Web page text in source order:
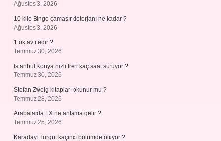
Ağustos 3, 2026
10 kilo Bingo çamaşır deterjanı ne kadar ?
Ağustos 3, 2026
1 oktav nedir ?
Temmuz 30, 2026
İstanbul Konya hızlı tren kaç saat sürüyor ?
Temmuz 30, 2026
Stefan Zweig kitapları okunur mu ?
Temmuz 28, 2026
Arabalarda LX ne anlama gelir ?
Temmuz 25, 2026
Karadayı Turgut kaçıncı bölümde ölüyor ?